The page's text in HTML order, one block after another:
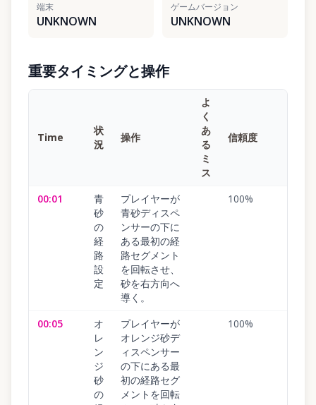
端末
UNKNOWN
ゲームバージョン
UNKNOWN
重要タイミングと操作
Time
状
況
操作
よ
く
あ
る
ミ
ス
信頼度
00:01
青
砂
の
経
路
設
定
プレイヤーが
青砂ディスペ
ンサーの下に
ある最初の経
路セグメント
を回転させ、
砂を右方向へ
導く。
100%
00:05
オ
レ
ン
ジ
砂
の
プレイヤーが
オレンジ砂デ
ィスペンサー
の下にある最
初の経路セグ
メントを回転
100%